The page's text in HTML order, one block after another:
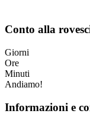
Conto alla
Giorni
Ore
Minuti
Andiamo!
Informazioni e